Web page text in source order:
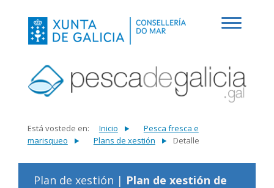
Está vostede en: Inicio
Pesca fresca e
marisqueo
Plans de xestión Detalle
Plan de xestión | Plan de xestión de